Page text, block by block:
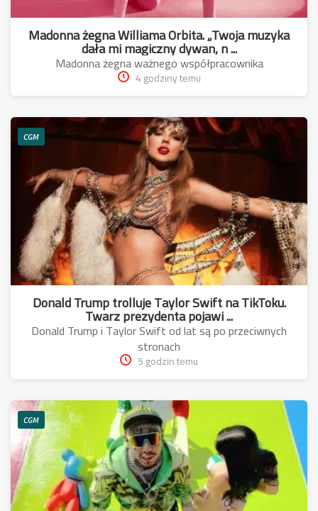
Madonna żegna Williama Orbita. „Twoja muzyka
dała mi magiczny dywan, n ...
Madonna żegna ważnego współpracownika
4 godziny temu
CGM
Donald Trump trolluje Taylor Swift na TikToku.
Twarz prezydenta pojawi ...
Donald Trump i Taylor Swift od lat są po przeciwnych
stronach
5 godzin temu
CGM